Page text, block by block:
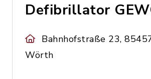
Defibrillator
Bahnhofstraße 23,
Wörth